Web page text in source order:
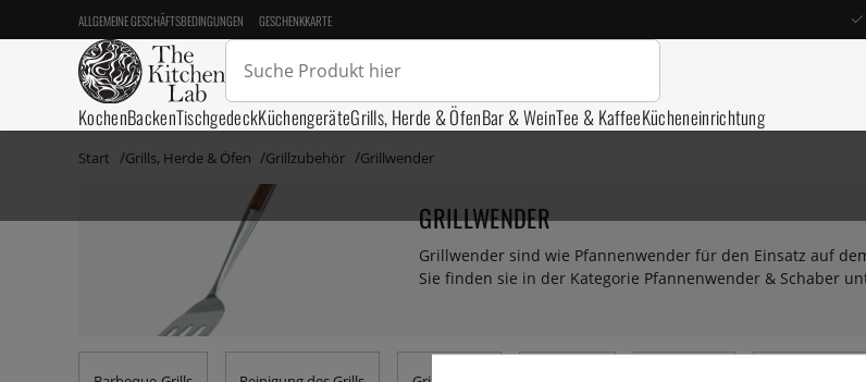
ALLGEMEINE GESCHÄFTSBEDINGUNGEN GESCHENKKARTE
KochenBackenTischgedeckKüchengeräteGrills, Herde & ÖfenBar & WeinTee & KaffeeKücheneinrichtung
Start Grills, Herde & Öfen Grillzubehör Grillwender
GRILLWENDER
Grillwender sind wie Pfannenwender für den Einsatz auf
Sie finden sie in der Kategorie Pfannenwender & Schaber